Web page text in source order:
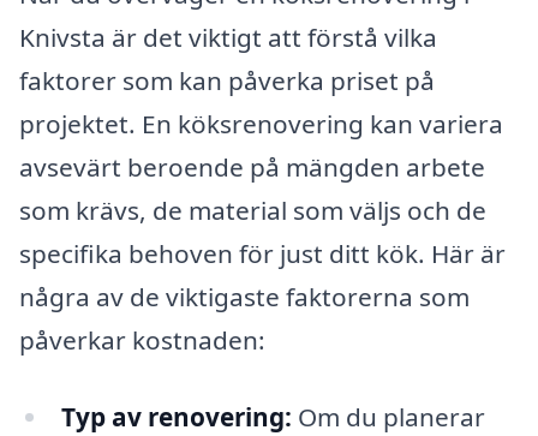
Knivsta är det viktigt att förstå vilka
faktorer som kan påverka priset på
projektet. En köksrenovering kan variera
avsevärt beroende på mängden arbete
som krävs, de material som väljs och de
specifika behoven för just ditt kök. Här är
några av de viktigaste faktorerna som
påverkar kostnaden:
Typ av renovering: Om du planerar